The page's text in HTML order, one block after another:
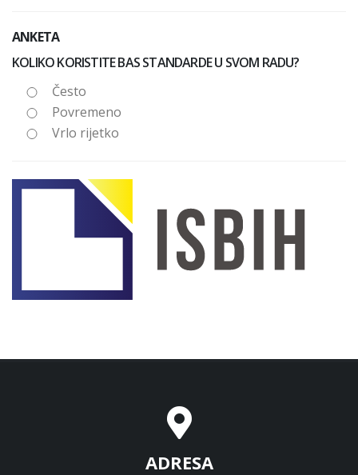
ANKETA
KOLIKO KORISTITE BAS STANDARDE U SVOM RADU?
Često
Povremeno
Vrlo rijetko
ADRESA